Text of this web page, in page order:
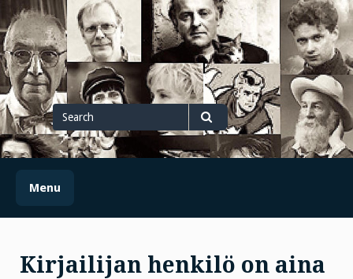
Skip
to
content
Search
for
Search
Menu
Kirjailijan henkilö on aina